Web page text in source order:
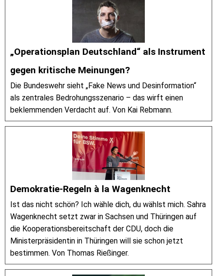
„Operationsplan Deutschland“ als Instrument
gegen kritische Meinungen?
Die Bundeswehr sieht „Fake News und Desinformation“
als zentrales Bedrohungsszenario – das wirft einen
beklemmenden Verdacht auf. Von Kai Rebmann.
Demokratie-Regeln à la Wagenknecht
Ist das nicht schön? Ich wähle dich, du wählst mich. Sahra
Wagenknecht setzt zwar in Sachsen und Thüringen auf
die Kooperationsbereitschaft der CDU, doch die
Ministerpräsidentin in Thüringen will sie schon jetzt
bestimmen. Von Thomas Rießinger.